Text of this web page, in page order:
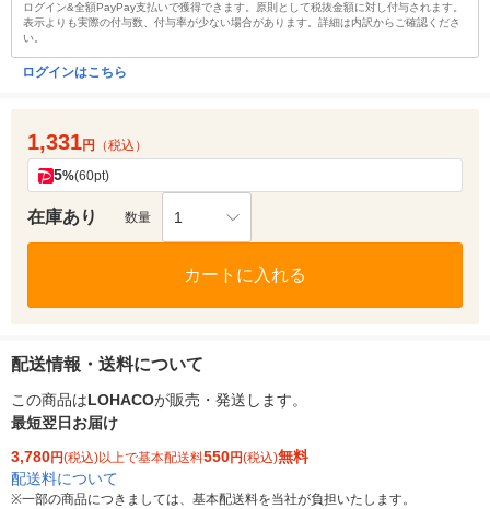
ログイン&全額PayPay支払いで獲得できます。原則として税抜金額に対し付与されます。
表示よりも実際の付与数、付与率が少ない場合があります。詳細は内訳からご確認くださ
い。
ログインはこちら
1,331円 （税込）
5%(60pt)
在庫あり 数量 1
カートに入れる
配送情報・送料について
この商品はLOHACOが販売・発送します。
最短翌日お届け
3,780円(税込)以上で基本配送料550円(税込)無料
配送料について
※一部の商品につきましては、基本配送料を当社が負担いたします。